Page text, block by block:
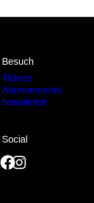
Besuch
Tickets
Abonnements
Newsletter
Social
FacebookInstagram